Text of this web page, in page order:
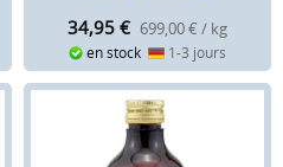
34,95 € 699,00 € / kg
en stock 1-3 jours